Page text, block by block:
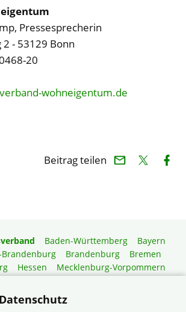
Pressesprecherin
- 53129 Bonn
20
wohneigentum.de
Beitrag teilen
Baden-Württemberg
Bayern
Brandenburg
Bremen
Hessen
Mecklenburg-Vorpommern
Pfalz
Anhalt
Schleswig-Holstein